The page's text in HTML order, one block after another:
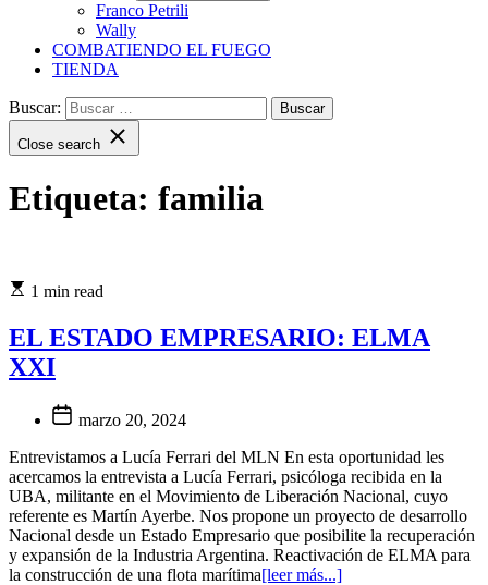
Franco Petrili
Wally
COMBATIENDO EL FUEGO
TIENDA
Buscar:
Close search
Etiqueta: familia
1 min read
EL ESTADO EMPRESARIO: ELMA
XXI
marzo 20, 2024
Entrevistamos a Lucía Ferrari del MLN En esta oportunidad les
acercamos la entrevista a Lucía Ferrari, psicóloga recibida en la
UBA, militante en el Movimiento de Liberación Nacional, cuyo
referente es Martín Ayerbe. Nos propone un proyecto de desarrollo
Nacional desde un Estado Empresario que posibilite la recuperación
y expansión de la Industria Argentina. Reactivación de ELMA para
la construcción de una flota marítima[leer más...]